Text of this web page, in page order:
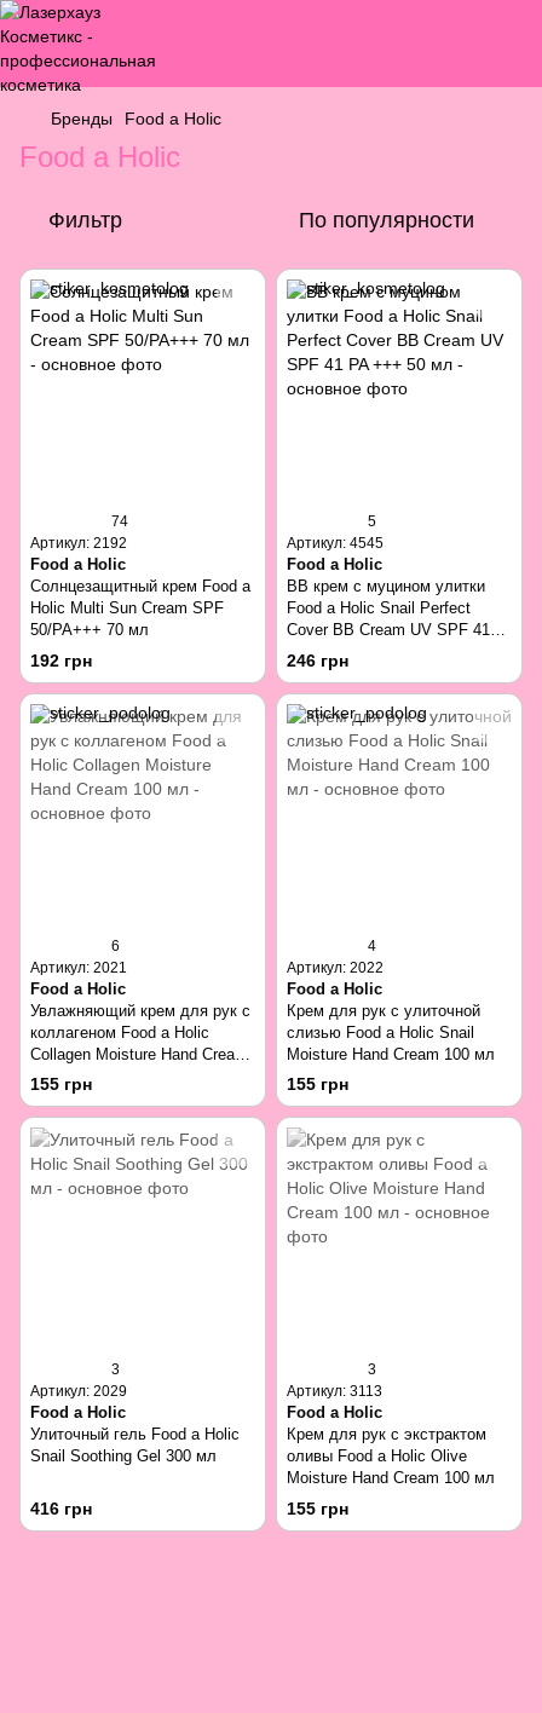
Бренды Food a Holic
Food a Holic
Фильтр По популярности
74
Артикул: 2192
Food a Holic
Солнцезащитный крем Food a
Holic Multi Sun Cream SPF
50/PA+++ 70 мл
192 грн
5
Артикул: 4545
Food a Holic
BB крем с муцином улитки
Food a Holic Snail Perfect
Cover BB Cream UV SPF 41
PA +++ 50 мл
246 грн
6
Артикул: 2021
Food a Holic
Увлажняющий крем для рук с
коллагеном Food a Holic
Collagen Moisture Hand Cream
100 мл
155 грн
4
Артикул: 2022
Food a Holic
Крем для рук с улиточной
слизью Food a Holic Snail
Moisture Hand Cream 100 мл
155 грн
3
Артикул: 2029
Food a Holic
Улиточный гель Food a Holic
Snail Soothing Gel 300 мл
416 грн
3
Артикул: 3113
Food a Holic
Крем для рук с экстрактом
оливы Food a Holic Olive
Moisture Hand Cream 100 мл
155 грн